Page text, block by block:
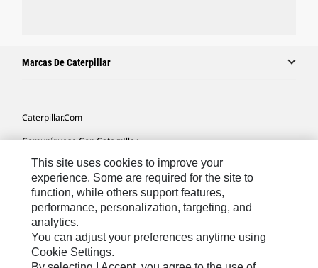
Marcas De Caterpillar
Caterpillar.com
Comuníquese Con Caterpillar
Mis Preferencias De Marketing
Mapa Del Sitio
Cookie Settings
Avisos Legales
Privacidad
This site uses cookies to improve your
experience. Some are required for the site to
function, while others support features,
performance, personalization, targeting, and
analytics.
You can adjust your preferences anytime using
Cookie Settings.